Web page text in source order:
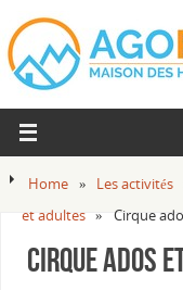
Home » Les activités
et adultes » Cirque
Cirque ados